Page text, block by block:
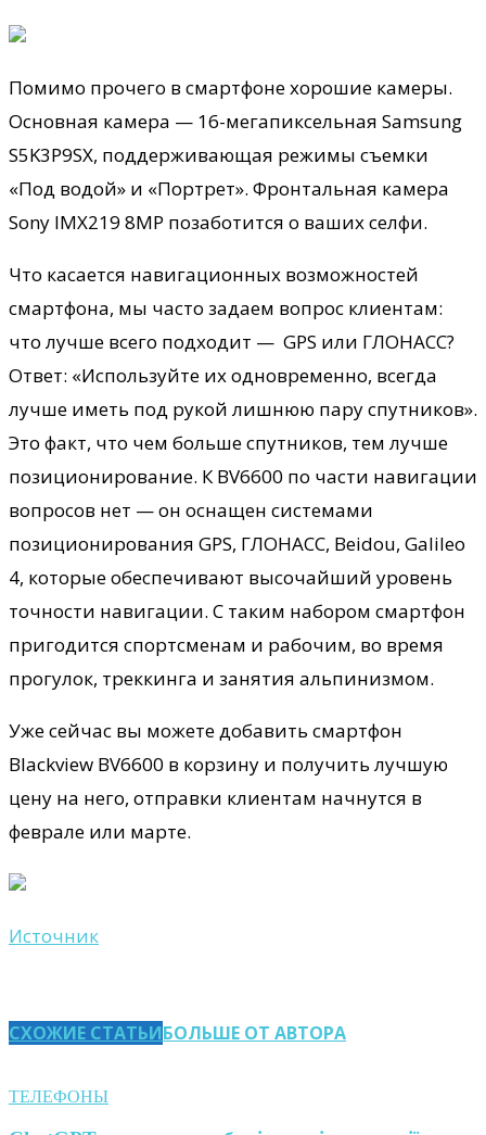
Помимо прочего в смартфоне хорошие камеры.
Основная камера — 16-мегапиксельная Samsung
S5K3P9SX, поддерживающая режимы съемки
«Под водой» и «Портрет». Фронтальная камера
Sony IMX219 8MP позаботится о ваших селфи.
Что касается навигационных возможностей
смартфона, мы часто задаем вопрос клиентам:
что лучше всего подходит — GPS или ГЛОНАСС?
Ответ: «Используйте их одновременно, всегда
лучше иметь под рукой лишнюю пару спутников».
Это факт, что чем больше спутников, тем лучше
позиционирование. К BV6600 по части навигации
вопросов нет — он оснащен системами
позиционирования GPS, ГЛОНАСС, Beidou, Galileo
4, которые обеспечивают высочайший уровень
точности навигации. С таким набором смартфон
пригодится спортсменам и рабочим, во время
прогулок, треккинга и занятия альпинизмом.
Уже сейчас вы можете добавить смартфон
Blackview BV6600 в корзину и получить лучшую
цену на него, отправки клиентам начнутся в
феврале или марте.
Источник
СХОЖИЕ СТАТЬИБОЛЬШЕ ОТ АВТОРА
ТЕЛЕФОНЫ